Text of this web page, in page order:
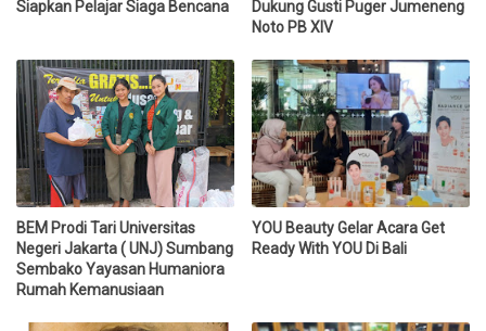
Siapkan Pelajar Siaga Bencana
Dukung Gusti Puger Jumeneng
Noto PB XIV
BEM Prodi Tari Universitas
Negeri Jakarta ( UNJ) Sumbang
Sembako Yayasan Humaniora
Rumah Kemanusiaan
YOU Beauty Gelar Acara Get
Ready With YOU Di Bali